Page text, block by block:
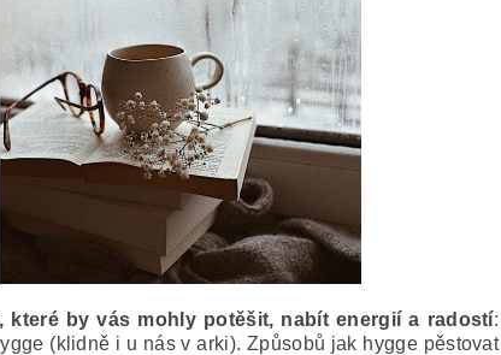
by vás mohly potěšit, nabít energií a radostí:
(klidně i u nás v arki). Způsobů jak hygge pěstovat